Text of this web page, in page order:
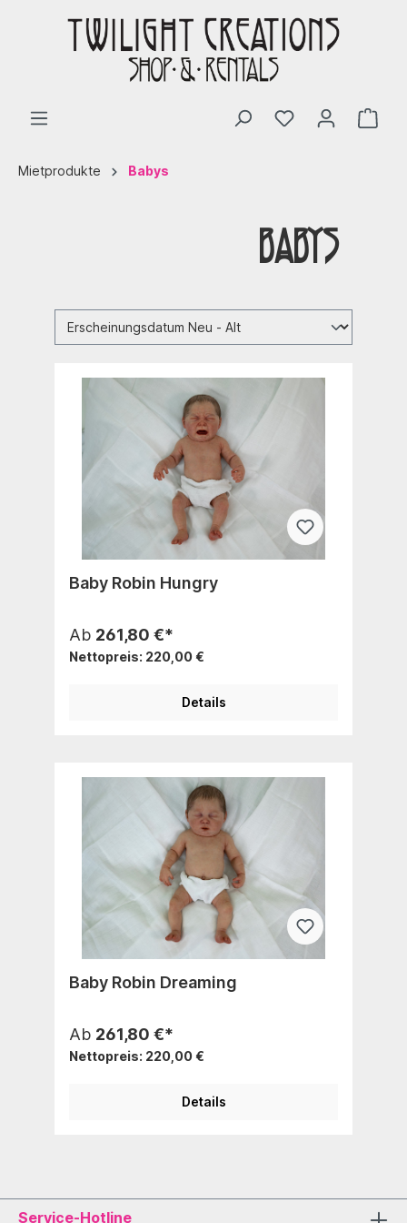
Mietprodukte Babys
Babys
Baby Robin Hungry
Ab 261,80 €*
Nettopreis: 220,00 €
Details
Baby Robin Dreaming
Ab 261,80 €*
Nettopreis: 220,00 €
Details
Service-Hotline